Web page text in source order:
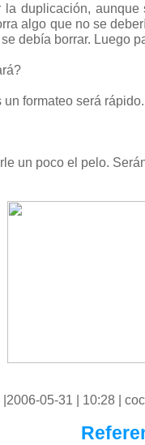
la duplicación,
algo que no se
debía borrar. Luego
un formateo será
un poco el pelo.
|2006-05-31 | 10:28 |